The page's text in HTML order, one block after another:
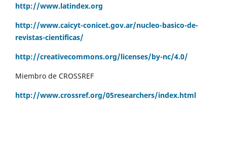
http://www.latindex.org
http://www.caicyt-conicet.gov.ar/nucleo-basico-de-
revistas-cientificas/
http://creativecommons.org/licenses/by-nc/4.0/
Miembro de CROSSREF
http://www.crossref.org/05researchers/index.html